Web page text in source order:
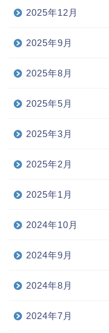
2025年12月
2025年9月
2025年8月
2025年5月
2025年3月
2025年2月
2025年1月
2024年10月
2024年9月
2024年8月
2024年7月